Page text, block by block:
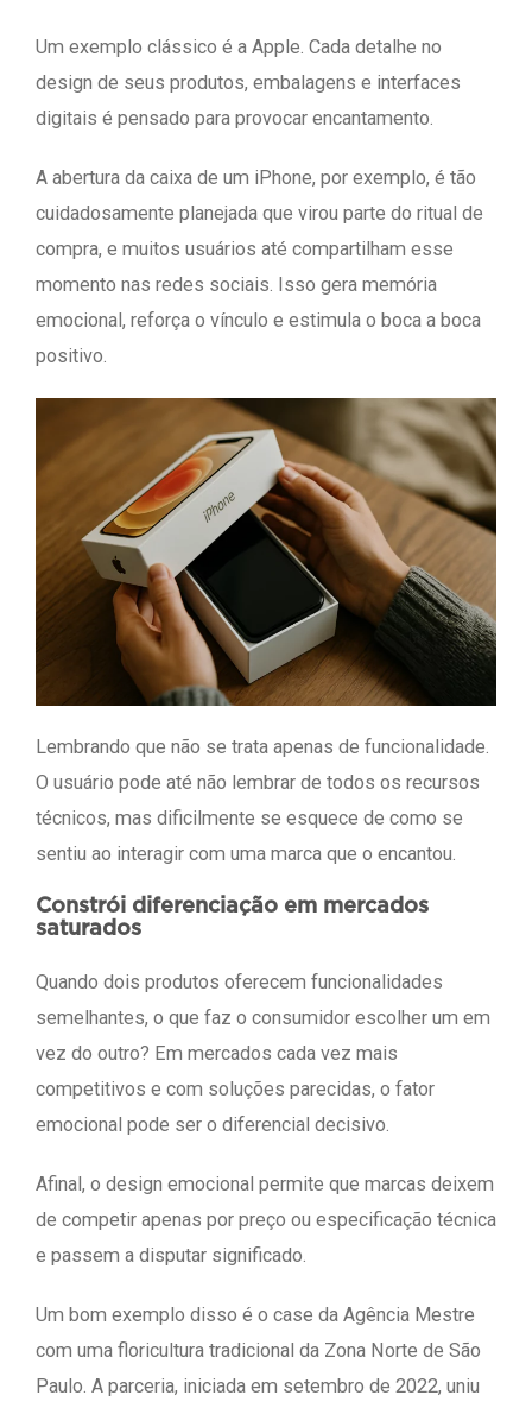
Um exemplo clássico é a Apple. Cada detalhe no
design de seus produtos, embalagens e interfaces
digitais é pensado para provocar encantamento.
A abertura da caixa de um iPhone, por exemplo, é tão
cuidadosamente planejada que virou parte do ritual de
compra, e muitos usuários até compartilham esse
momento nas redes sociais. Isso gera memória
emocional, reforça o vínculo e estimula o boca a boca
positivo.
Lembrando que não se trata apenas de funcionalidade.
O usuário pode até não lembrar de todos os recursos
técnicos, mas dificilmente se esquece de como se
sentiu ao interagir com uma marca que o encantou.
Constrói diferenciação em mercados
saturados
Quando dois produtos oferecem funcionalidades
semelhantes, o que faz o consumidor escolher um em
vez do outro? Em mercados cada vez mais
competitivos e com soluções parecidas, o fator
emocional pode ser o diferencial decisivo.
Afinal, o design emocional permite que marcas deixem
de competir apenas por preço ou especificação técnica
e passem a disputar significado.
Um bom exemplo disso é o case da Agência Mestre
com uma floricultura tradicional da Zona Norte de São
Paulo. A parceria, iniciada em setembro de 2022, uniu